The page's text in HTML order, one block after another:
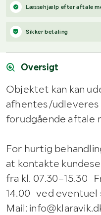
Varen forbliver hos
varen. Når betalingen er
sælgers kontaktoplysninger
12 dage efter auktionens
Har du spørgsmål om
send en e-mail til
Læssehjælp efter aftale
Sikker betaling
Når du vinder et bud,
mailadresse den dag,
Oversigt
Objektet kan kan
afhentes/udleveres
forudgående aftale
For hurtig
at kontakte
fra kl. 07.30–15.30
14.00 ved eventuel
Mail: